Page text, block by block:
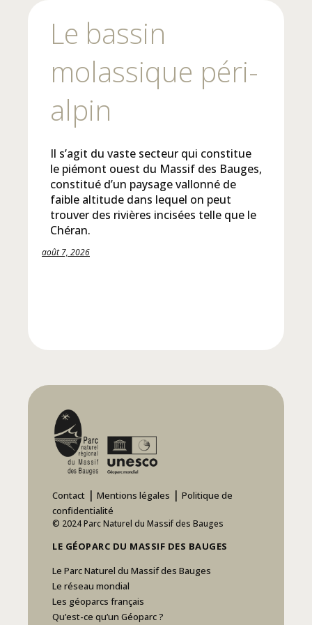
Le bassin
molassique péri-
alpin
Il s’agit du vaste secteur qui constitue
le piémont ouest du Massif des Bauges,
constitué d’un paysage vallonné de
faible altitude dans lequel on peut
trouver des rivières incisées telle que le
Chéran.
août 7, 2026
Contact | Mentions légales | Politique de
confidentialité
© 2024 Parc Naturel du Massif des Bauges
LE GÉOPARC DU MASSIF DES BAUGES
Le Parc Naturel du Massif des Bauges
Le réseau mondial
Les géoparcs français
Qu’est-ce qu’un Géoparc ?